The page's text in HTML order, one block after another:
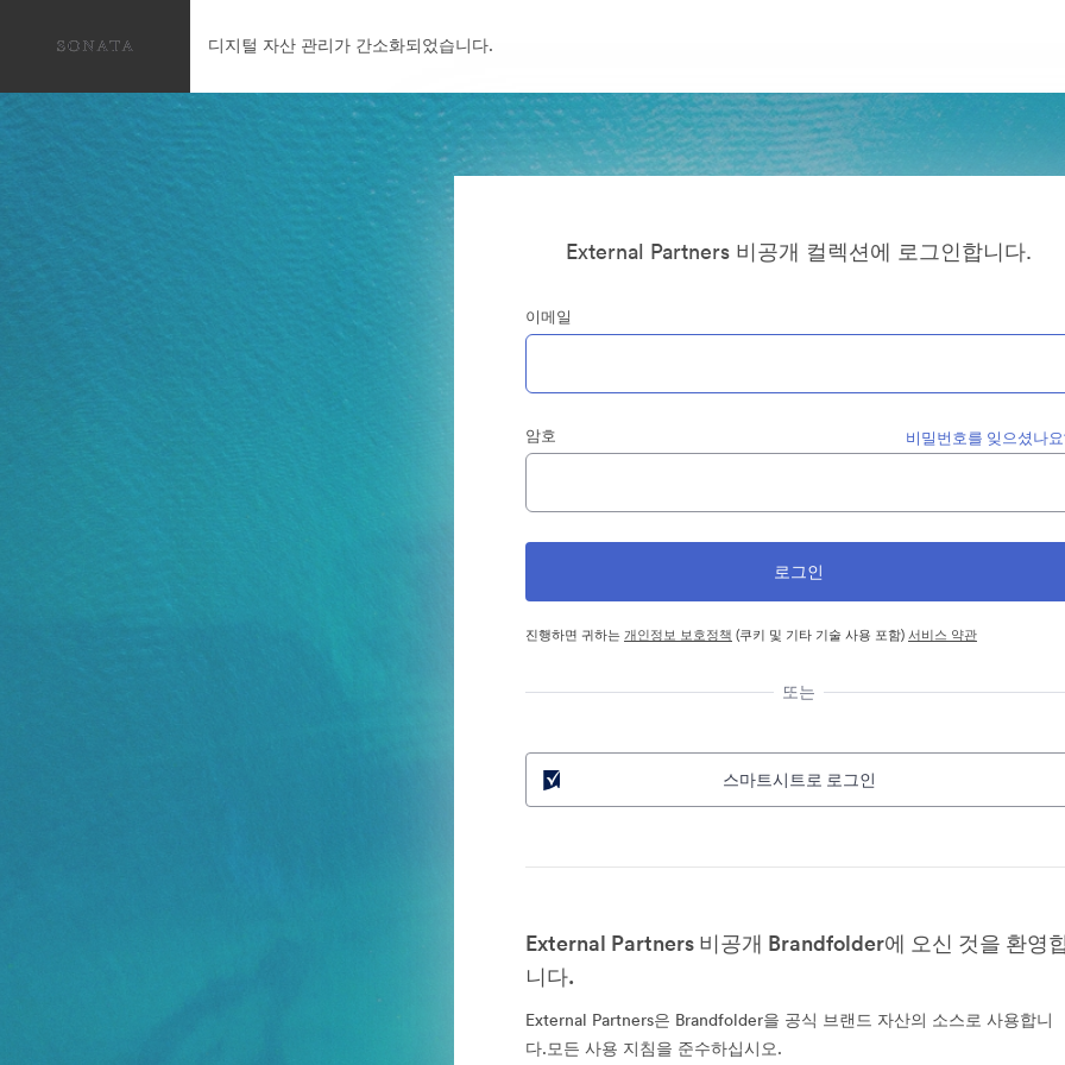
디지털 자산 관리가 간소화되었습니다.
External Partners 비공개 컬렉션에 로그인합니다.
이메일
암호 비밀번호를 잊으셨나
진행하면 귀하는개인정보 보호정책 (쿠키 및 기타 기술 사용 포함)서비스 약관
또는
스마트시트로 로그인
External Partners 비공개 Brandfolder에 오신 것을 환영
니다.
External Partners은 Brandfolder을 공식 브랜드 자산의 소스로 사용합니
다.모든 사용 지침을 준수하십시오.